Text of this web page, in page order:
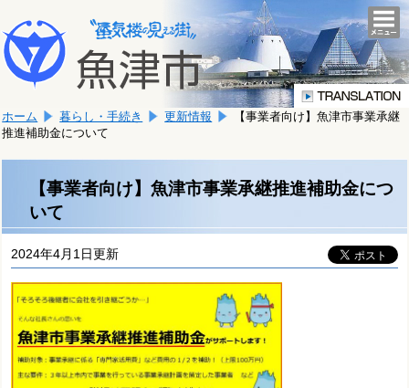
文
へ
移
ま
す。
こ
か
文
で
す。
ホーム 暮らし・手続き 更新情報
【事業者向け】魚津市事業承継
推進補助金について
【事業者向け】魚津市事業承継推進補助金につ
いて
2024年4月1日更新